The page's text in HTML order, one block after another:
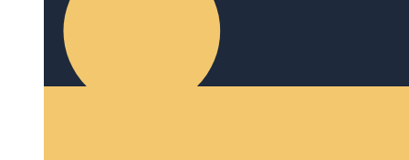
ES6-importado kun parametroj